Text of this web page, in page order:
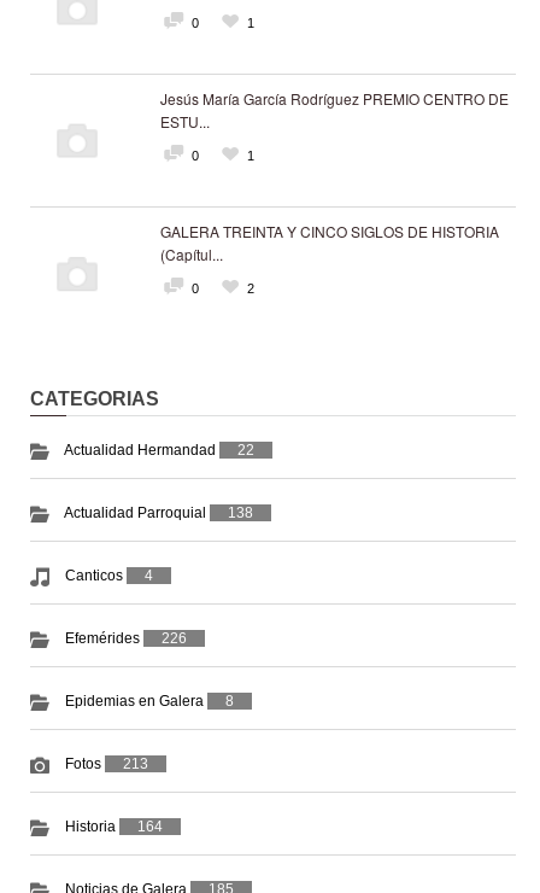
0 1
Jesús María García Rodríguez PREMIO CENTRO DE
ESTU...
0 1
GALERA TREINTA Y CINCO SIGLOS DE HISTORIA
(Capítul...
0 2
CATEGORIAS
Actualidad Hermandad 22
Actualidad Parroquial 138
Canticos 4
Efemérides 226
Epidemias en Galera 8
Fotos 213
Historia 164
Noticias de Galera 185